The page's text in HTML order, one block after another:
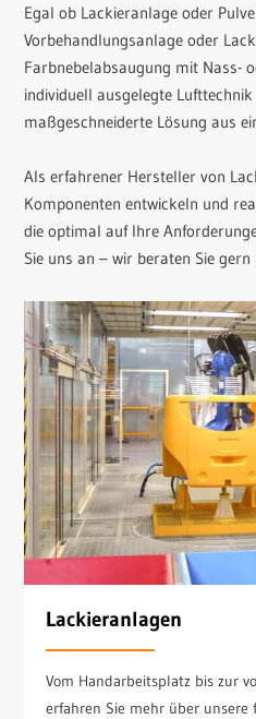
Egal ob Lackieranlage oder
Vorbehandlungsanlage oder
Farbnebelabsaugung mit Nass-
individuell ausgelegte
maßgeschneiderte Lösung aus
Als erfahrener Hersteller von
Komponenten entwickeln und
die optimal auf Ihre
Sie uns an – wir beraten Sie gern
Lackieranlagen
Vom Handarbeitsplatz bis zur
erfahren Sie mehr über unsere